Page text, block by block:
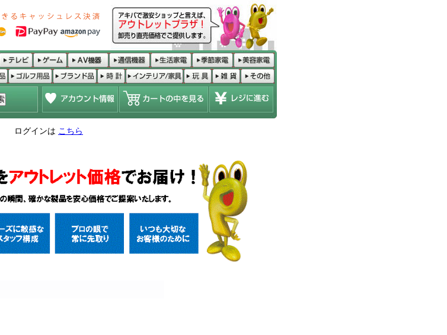
ログインは こちら